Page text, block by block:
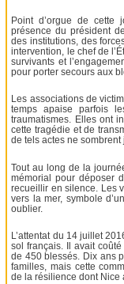
Point d’orgue de cette
présence du président
des institutions, des
intervention, le chef de
survivants et
pour porter secours aux
Les associations de
temps apaise parfois
traumatismes. Elles ont
cette tragédie et de
de tels actes ne sombrent
Tout au long de la
mémorial pour déposer
recueillir en silence. Les
vers la mer, symbole
oublier.
L’attentat du 14 juillet
sol français. Il avait
de 450 blessés. Dix ans
familles, mais cette
de la résilience dont Nice